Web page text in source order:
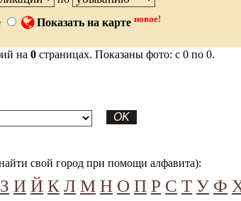
Показать на карте новое!
на 0 страницах. Показаны фото: с 0 по 0.
свой город при помощи алфавита):
З И Й К Л М Н О П Р С Т У Ф